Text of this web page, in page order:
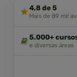
4,8 de 5
Mais de 89 mil
5.000+
e diversas áreas